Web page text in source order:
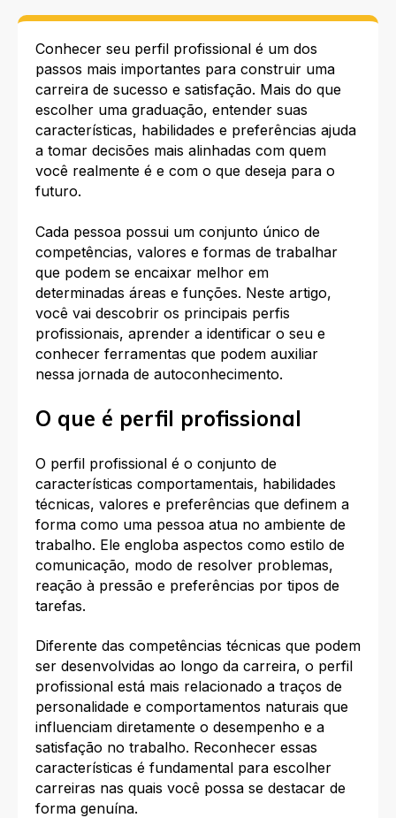
Conhecer seu perfil profissional é um dos
passos mais importantes para construir uma
carreira de sucesso e satisfação. Mais do que
escolher uma graduação, entender suas
características, habilidades e preferências ajuda
a tomar decisões mais alinhadas com quem
você realmente é e com o que deseja para o
futuro.​
Cada pessoa possui um conjunto único de
competências, valores e formas de trabalhar
que podem se encaixar melhor em
determinadas áreas e funções. Neste artigo,
você vai descobrir os principais perfis
profissionais, aprender a identificar o seu e
conhecer ferramentas que podem auxiliar
nessa jornada de autoconhecimento.​
O que é perfil profissional
O perfil profissional é o conjunto de
características comportamentais, habilidades
técnicas, valores e preferências que definem a
forma como uma pessoa atua no ambiente de
trabalho. Ele engloba aspectos como estilo de
comunicação, modo de resolver problemas,
reação à pressão e preferências por tipos de
tarefas.​
Diferente das competências técnicas que podem
ser desenvolvidas ao longo da carreira, o perfil
profissional está mais relacionado a traços de
personalidade e comportamentos naturais que
influenciam diretamente o desempenho e a
satisfação no trabalho. Reconhecer essas
características é fundamental para escolher
carreiras nas quais você possa se destacar de
forma genuína.​